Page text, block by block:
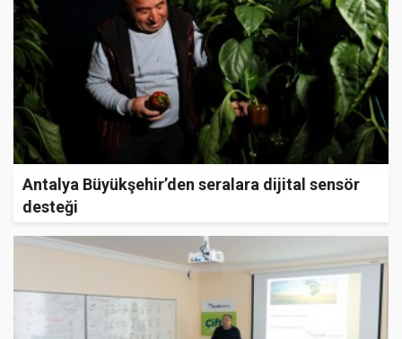
Antalya Büyükşehir’den seralara dijital sensör
desteği